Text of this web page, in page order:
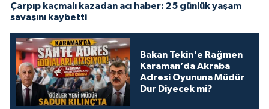
Çarpıp kaçmalı kazadan acı haber: 25 günlük yaşam
savaşını kaybetti
Bakan Tekin'e Rağmen
Karaman’da Akraba
Adresi Oyununa Müdür
Dur Diyecek mi?